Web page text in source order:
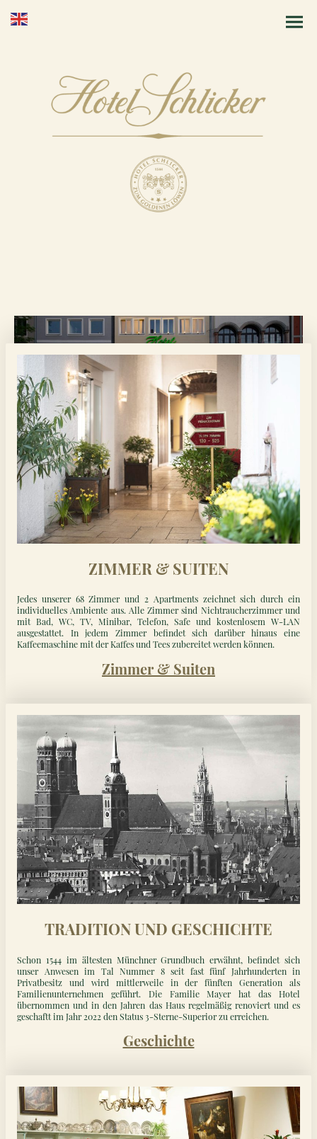
ZIMMER & SUITEN
Jedes unserer 68 Zimmer und 2 Apartments zeichnet sich durch ein
individuelles Ambiente aus. Alle Zimmer sind Nichtraucherzimmer und
mit Bad, WC, TV, Minibar, Telefon, Safe und kostenlosem W-LAN
ausgestattet. In jedem Zimmer befindet sich darüber hinaus eine
Kaffeemaschine mit der Kaffes und Tees zubereitet werden können.
Zimmer & Suiten
TRADITION UND GESCHICHTE
Schon 1544 im ältesten Münchner Grundbuch erwähnt, befindet sich
unser Anwesen im Tal Nummer 8 seit fast fünf Jahrhunderten in
Privatbesitz und wird mittlerweile in der fünften Generation als
Familienunternehmen geführt. Die Familie Mayer hat das Hotel
übernommen und in den Jahren das Haus regelmäßig renoviert und es
geschaftt im Jahr 2022 den Status 3-Sterne-Superior zu erreichen.
Geschichte